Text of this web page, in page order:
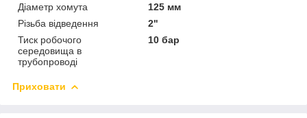
Діаметр хомута
125 мм
Різьба відведення
2"
Тиск робочого
середовища в
трубопроводі
10 бар
Приховати